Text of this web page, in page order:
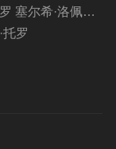
玛丽维尔·贝尔杜 道格·琼斯
托罗